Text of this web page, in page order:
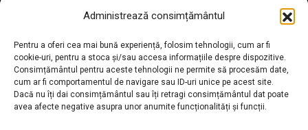
Administrează consimțământul
Pentru a oferi cea mai bună experiență, folosim tehnologii, cum ar fi
cookie-uri, pentru a stoca și/sau accesa informațiile despre dispozitive.
Consimțământul pentru aceste tehnologii ne permite să procesăm date,
cum ar fi comportamentul de navigare sau ID-uri unice pe acest site.
Dacă nu îți dai consimțământul sau îți retragi consimțământul dat poate
avea afecte negative asupra unor anumite funcționalități și funcții.
Aboneaza-te pentru a primi cele mai noi stiri din partea
noastra!